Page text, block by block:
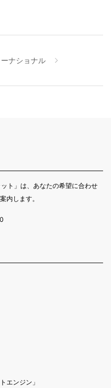
ナショナル
ト」は、あなたの希望に合わせ
内します。
エンジン」